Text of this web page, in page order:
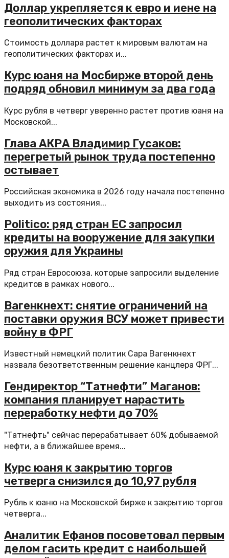
Доллар укрепляется к евро и иене на
геополитических факторах
Стоимость доллара растет к мировым валютам на
геополитических факторах и...
Курс юаня на Мосбирже второй день
подряд обновил минимум за два года
Курс рубля в четверг уверенно растет против юаня на
Московской...
Глава АКРА Владимир Гусаков:
перегретый рынок труда постепенно
остывает
Российская экономика в 2026 году начала постепенно
выходить из состояния...
Politico: ряд стран ЕС запросил
кредиты на вооружение для закупки
оружия для Украины
Ряд стран Евросоюза, которые запросили выделение
кредитов в рамках нового...
Вагенкнехт: снятие ограничений на
поставки оружия ВСУ может привести
войну в ФРГ
Известный немецкий политик Сара Вагенкнехт
назвала безответственным решение канцлера ФРГ...
Гендиректор “Татнефти” Маганов:
компания планирует нарастить
переработку нефти до 70%
"Татнефть" сейчас перерабатывает 60% добываемой
нефти, а в ближайшее время...
Курс юаня к закрытию торгов
четверга снизился до 10,97 рубля
Рубль к юаню на Московской бирже к закрытию торгов
четверга...
Аналитик Ефанов посоветовал первым
делом гасить кредит с наибольшей